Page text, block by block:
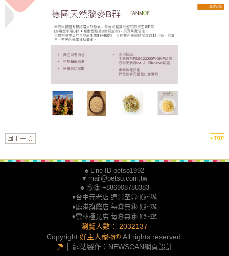
♠ Line ID petso1992
♥ mail@petso.com.tw
♣ ㊕㊟ +886908788383
♦台中元老店 週㊀至㊅ ㍢~㍮
♦鹿港旗艦店 每㊐無㊡ ㍢~㍮
♦雲林極光店 每㊐無㊡ ㍢~㍮
瀏覽人數： 2032137
Copyright好主人寵物® All rights reserved.
☂
│ 網站製作： NEWSCAN網頁設計